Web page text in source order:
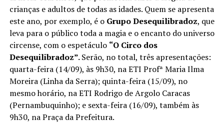
crianças e adultos de todas as idades. Quem se apresenta
este ano, por exemplo, é o Grupo Desequilibradoz, que
leva para o público toda a magia e o encanto do universo
circense, com o espetáculo “O Circo dos
Desequilibradoz”.Serão, no total, três apresentações:
quarta-feira (14/09), às 9h30, na ETI Profª Maria Ilma
Moreira (Linha da Serra); quinta-feira (15/09), no
mesmo horário, na ETI Rodrigo de Argolo Caracas
(Pernambuquinho); e sexta-feira (16/09), também às
9h30, na Praça da Prefeitura.